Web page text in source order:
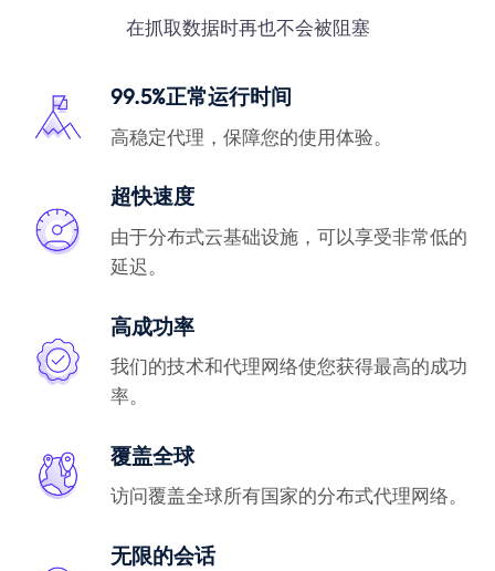
在抓取数据时再也不会被阻塞
99.5%正常运行时间
高稳定代理，保障您的使用体验。
超快速度
由于分布式云基础设施，可以享受非常低的
延迟。
高成功率
我们的技术和代理网络使您获得最高的成功
率。
覆盖全球
访问覆盖全球所有国家的分布式代理网络。
无限的会话